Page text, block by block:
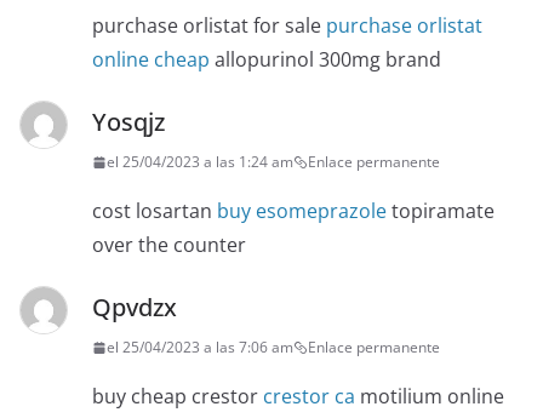
purchase orlistat for sale purchase orlistat
online cheap allopurinol 300mg brand
Yosqjz
el 25/04/2023 a las 1:24 am Enlace permanente
cost losartan buy esomeprazoletopiramate
over the counter
Qpvdzx
el 25/04/2023 a las 7:06 am Enlace permanente
buy cheap crestor crestor ca motilium online